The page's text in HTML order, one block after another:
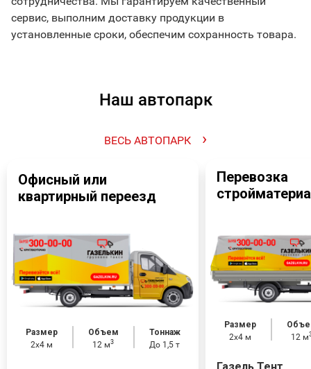
сервис, выполним доставку продукции в
установленные сроки, обеспечим сохранность товара.
Наш автопарк
ВЕСЬ АВТОПАРК ›
Офисный или
квартирный переезд
Размер
2х4 м
Объем
12 м3
Тоннаж
До 1,5 т
Перевозка
Размер
2х4 м
12 м